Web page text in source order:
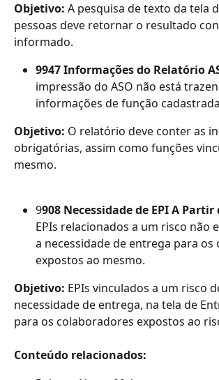
Objetivo: A pesquisa de texto da tela
pessoas deve retornar o resultado
informado.
9947 Informações do Relatório
impressão do ASO não está
informações de função
Objetivo: O relatório deve conter as
obrigatórias, assim como funções
mesmo.
9908 Necessidade de EPI A Partir
EPIs relacionados a um risco não
a necessidade de entrega para os
expostos ao mesmo.
Objetivo: EPIs vinculados a um risco
necessidade de entrega, na tela de
para os colaboradores expostos ao
Conteúdo relacionados: